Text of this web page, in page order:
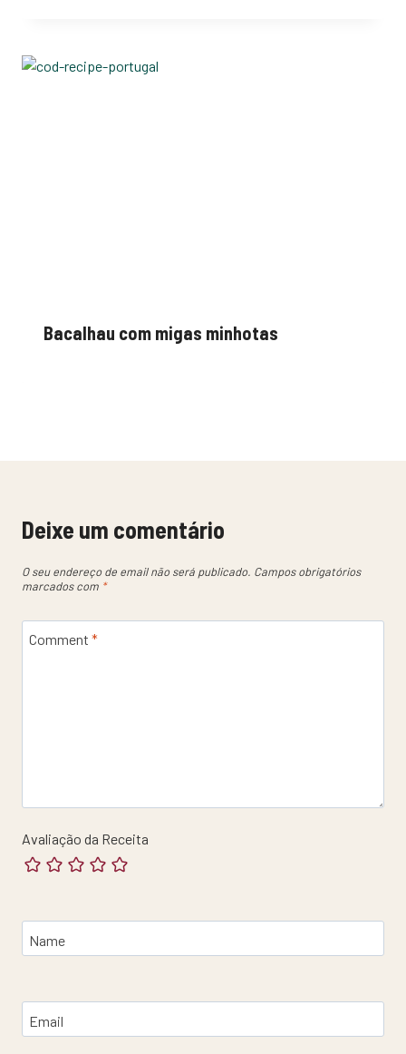
Bacalhau com migas minhotas
Deixe um comentário
O seu endereço de email não será publicado. Campos obrigatórios
marcados com *
Comment *
Avaliação da Receita
Name
Email